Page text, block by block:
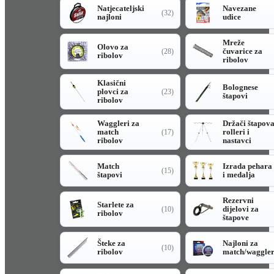
Natjecateljski
najloni
(32)
Navezane
udice
Olovo za
ribolov
(28)
Mreže
čuvarice za
ribolov
Klasični
plovci za
ribolov
(23)
Bolognese
štapovi
Waggleri za
match
ribolov
(17)
Držači štapova
rolleri i
nastavci
Match
štapovi
(15)
Izrada pehara
i medalja
Starlete za
ribolov
(10)
Rezervni
dijelovi za
štapove
Šteke za
ribolov
(10)
Najloni za
match/waggler